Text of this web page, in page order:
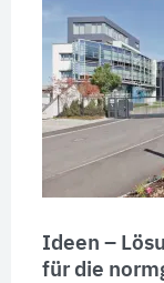
Ideen –
für die